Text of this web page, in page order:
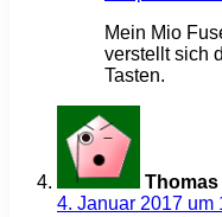
Mein Mio
verstellt sich
Tasten.
Thomas
4. Januar 2017 um